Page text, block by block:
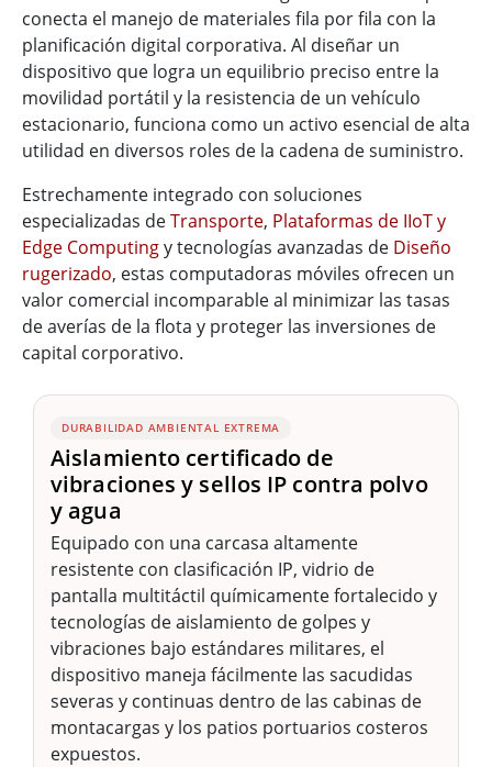
conecta el manejo de materiales fila por fila con la
planificación digital corporativa. Al diseñar un
dispositivo que logra un equilibrio preciso entre la
movilidad portátil y la resistencia de un vehículo
estacionario, funciona como un activo esencial de alta
utilidad en diversos roles de la cadena de suministro.
Estrechamente integrado con soluciones
especializadas deTransporte, Plataformas de IIoT y
Edge Computingy tecnologías avanzadas de Diseño
rugerizado, estas computadoras móviles ofrecen un
valor comercial incomparable al minimizar las tasas
de averías de la flota y proteger las inversiones de
capital corporativo.
DURABILIDAD AMBIENTAL EXTREMA
Aislamiento certificado de
vibraciones y sellos IP contra polvo
y agua
Equipado con una carcasa altamente
resistente con clasificación IP, vidrio de
pantalla multitáctil químicamente fortalecido y
tecnologías de aislamiento de golpes y
vibraciones bajo estándares militares, el
dispositivo maneja fácilmente las sacudidas
severas y continuas dentro de las cabinas de
montacargas y los patios portuarios costeros
expuestos.